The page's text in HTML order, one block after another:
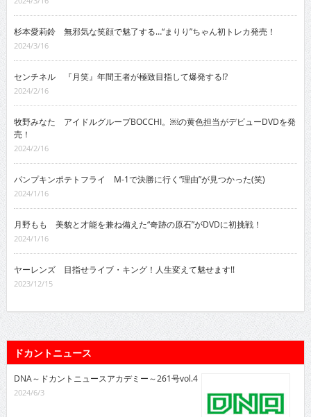
杉本愛莉鈴 無邪気な笑顔で魅了する…“まりり”ちゃん初トレカ発売！
2024/3/16
センチネル 『月笑』年間王者が極致目指して爆発する!?
2024/2/16
牧野みなた アイドルグループBOCCHI。￼の黄色担当がデビューDVDを発
売！
2024/2/16
パンプキンポテトフライ M-1で決勝に行く“理由”が見つかった(笑)
2024/1/16
月野もも 美貌と才能を兼ね備えた“奇跡の原石”がDVDに初挑戦！
2024/1/16
ヤーレンズ 目指せライブ・キング！人生変えて魅せます!!
2023/12/15
ドカントニュース
DNA～ドカントニュースアカデミー～261号vol.4
2024/6/3